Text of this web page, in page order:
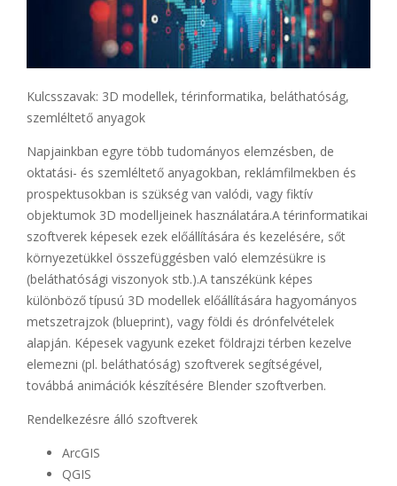
Kulcsszavak: 3D modellek, térinformatika, beláthatóság,
szemléltető anyagok
Napjainkban egyre több tudományos elemzésben, de
oktatási- és szemléltető anyagokban, reklámfilmekben és
prospektusokban is szükség van valódi, vagy fiktív
objektumok 3D modelljeinek használatára.A térinformatikai
szoftverek képesek ezek előállítására és kezelésére, sőt
környezetükkel összefüggésben való elemzésükre is
(beláthatósági viszonyok stb.).A tanszékünk képes
különböző típusú 3D modellek előállítására hagyományos
metszetrajzok (blueprint), vagy földi és drónfelvételek
alapján. Képesek vagyunk ezeket földrajzi térben kezelve
elemezni (pl. beláthatóság) szoftverek segítségével,
továbbá animációk készítésére Blender szoftverben.
Rendelkezésre álló szoftverek
ArcGIS
QGIS